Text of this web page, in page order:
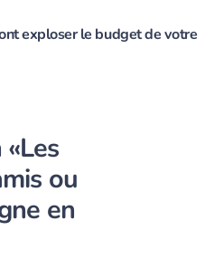
exploser le budget de votre
«Les
ou
en